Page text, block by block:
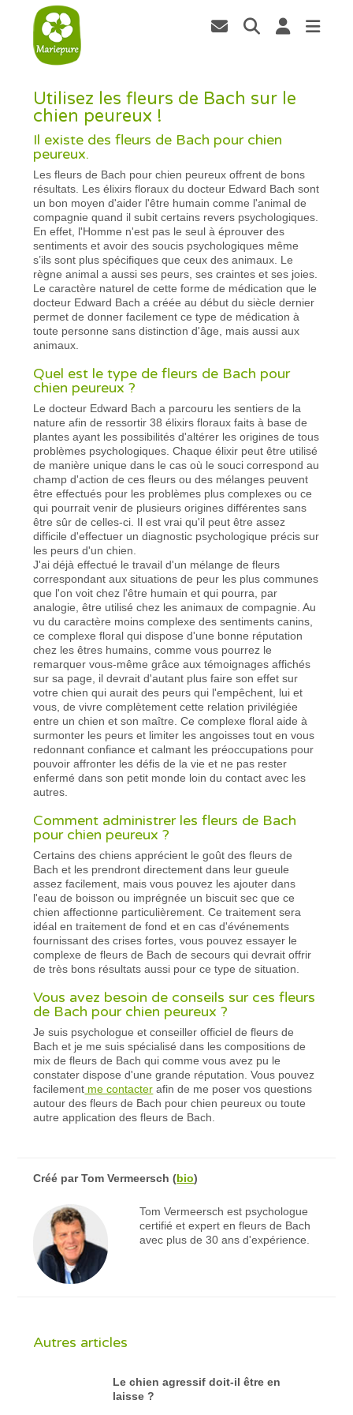
Utilisez les fleurs de Bach sur le
chien peureux !
Il existe des fleurs de Bach pour chien
peureux.
Les fleurs de Bach pour chien peureux offrent de bons
résultats. Les élixirs floraux du docteur Edward Bach sont
un bon moyen d'aider l'être humain comme l'animal de
compagnie quand il subit certains revers psychologiques.
En effet, l'Homme n'est pas le seul à éprouver des
sentiments et avoir des soucis psychologiques même
s’ils sont plus spécifiques que ceux des animaux. Le
règne animal a aussi ses peurs, ses craintes et ses joies.
Le caractère naturel de cette forme de médication que le
docteur Edward Bach a créée au début du siècle dernier
permet de donner facilement ce type de médication à
toute personne sans distinction d'âge, mais aussi aux
animaux.
Quel est le type de fleurs de Bach pour
chien peureux ?
Le docteur Edward Bach a parcouru les sentiers de la
nature afin de ressortir 38 élixirs floraux faits à base de
plantes ayant les possibilités d'altérer les origines de tous
problèmes psychologiques. Chaque élixir peut être utilisé
de manière unique dans le cas où le souci correspond au
champ d'action de ces fleurs ou des mélanges peuvent
être effectués pour les problèmes plus complexes ou ce
qui pourrait venir de plusieurs origines différentes sans
être sûr de celles-ci. Il est vrai qu'il peut être assez
difficile d'effectuer un diagnostic psychologique précis sur
les peurs d'un chien.
J'ai déjà effectué le travail d'un mélange de fleurs
correspondant aux situations de peur les plus communes
que l'on voit chez l'être humain et qui pourra, par
analogie, être utilisé chez les animaux de compagnie. Au
vu du caractère moins complexe des sentiments canins,
ce complexe floral qui dispose d'une bonne réputation
chez les êtres humains, comme vous pourrez le
remarquer vous-même grâce aux témoignages affichés
sur sa page, il devrait d'autant plus faire son effet sur
votre chien qui aurait des peurs qui l'empêchent, lui et
vous, de vivre complètement cette relation privilégiée
entre un chien et son maître. Ce complexe floral aide à
surmonter les peurs et limiter les angoisses tout en vous
redonnant confiance et calmant les préoccupations pour
pouvoir affronter les défis de la vie et ne pas rester
enfermé dans son petit monde loin du contact avec les
autres.
Comment administrer les fleurs de Bach
pour chien peureux ?
Certains des chiens apprécient le goût des fleurs de
Bach et les prendront directement dans leur gueule
assez facilement, mais vous pouvez les ajouter dans
l'eau de boisson ou imprégnée un biscuit sec que ce
chien affectionne particulièrement. Ce traitement sera
idéal en traitement de fond et en cas d'événements
fournissant des crises fortes, vous pouvez essayer le
complexe de fleurs de Bach de secours qui devrait offrir
de très bons résultats aussi pour ce type de situation.
Vous avez besoin de conseils sur ces fleurs
de Bach pour chien peureux ?
Je suis psychologue et conseiller officiel de fleurs de
Bach et je me suis spécialisé dans les compositions de
mix de fleurs de Bach qui comme vous avez pu le
constater dispose d'une grande réputation. Vous pouvez
facilement me contacter afin de me poser vos questions
autour des fleurs de Bach pour chien peureux ou toute
autre application des fleurs de Bach.
Créé parTom Vermeersch (bio)
Tom Vermeersch est psychologue
certifié et expert en fleurs de Bach
avec plus de 30 ans d'expérience.
Autres articles
Le chien agressif doit-il être en
laisse ?